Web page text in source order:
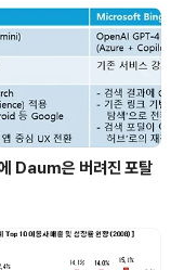
시
버
된
Daum은 버려진 포탈